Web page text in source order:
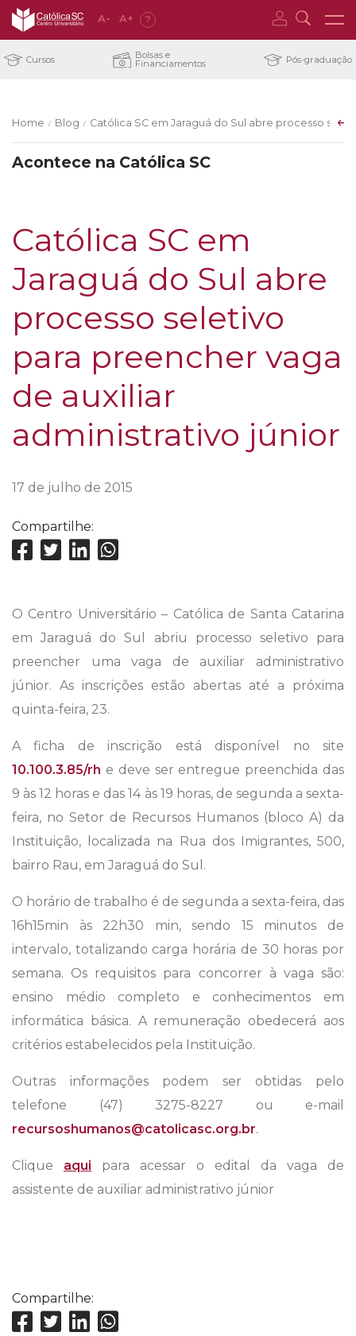
A- A+ ?
Cursos Bolsas e
Financiamentos Pós-graduação
Home / Blog / Católica SC em Jaraguá do Sul abre processo
Acontece na Católica SC
Católica SC em
Jaraguá do Sul abre
processo seletivo
para preencher vaga
de auxiliar
administrativo júnior
17 de julho de 2015
Compartilhe:
O Centro Universitário – Católica de Santa Catarina
em Jaraguá do Sul abriu processo seletivo para
preencher uma vaga de auxiliar administrativo
júnior. As inscrições estão abertas até a próxima
quinta-feira, 23.
A ficha de inscrição está disponível no site
10.100.3.85/rh e deve ser entregue preenchida das
9 às 12 horas e das 14 às 19 horas, de segunda a sexta-
feira, no Setor de Recursos Humanos (bloco A) da
Instituição, localizada na Rua dos Imigrantes, 500,
bairro Rau, em Jaraguá do Sul.
O horário de trabalho é de segunda a sexta-feira, das
16h15min às 22h30 min, sendo 15 minutos de
intervalo, totalizando carga horária de 30 horas por
semana. Os requisitos para concorrer à vaga são:
ensino médio completo e conhecimentos em
informática básica. A remuneração obedecerá aos
critérios estabelecidos pela Instituição.
Outras informações podem ser obtidas pelo
telefone (47) 3275-8227 ou e-mail
recursoshumanos@catolicasc.org.br.
Clique aqui para acessar o edital da vaga de
assistente de auxiliar administrativo júnior
Compartilhe: